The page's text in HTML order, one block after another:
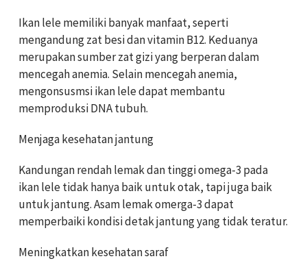
Ikan lele memiliki banyak manfaat, seperti
mengandung zat besi dan vitamin B12. Keduanya
merupakan sumber zat gizi yang berperan dalam
mencegah anemia. Selain mencegah anemia,
mengonsusmsi ikan lele dapat membantu
memproduksi DNA tubuh.
Menjaga kesehatan jantung
Kandungan rendah lemak dan tinggi omega-3 pada
ikan lele tidak hanya baik untuk otak, tapi juga baik
untuk jantung. Asam lemak omerga-3 dapat
memperbaiki kondisi detak jantung yang tidak teratur.
Meningkatkan kesehatan saraf